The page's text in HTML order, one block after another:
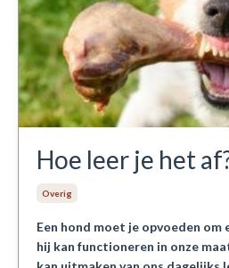
Hoe leer je het
Overig
Een hond moet je opvoeden
hij kan functioneren in onze